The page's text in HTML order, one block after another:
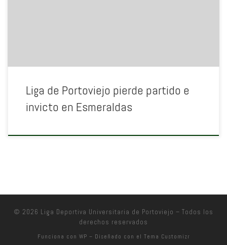
Liga de Portoviejo pierde partido e
invicto en Esmeraldas
© 2026 Liga Deportiva Universitaria de Portoviejo – Todos los
derechos reservados
Funciona con WP – Diseñado con el Tema Customizr